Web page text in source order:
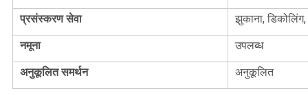
प्रसंस्करण सेवा झुकाना,
नमूना उपलब्ध
अनुकूलित समर्थन अनुकूलित